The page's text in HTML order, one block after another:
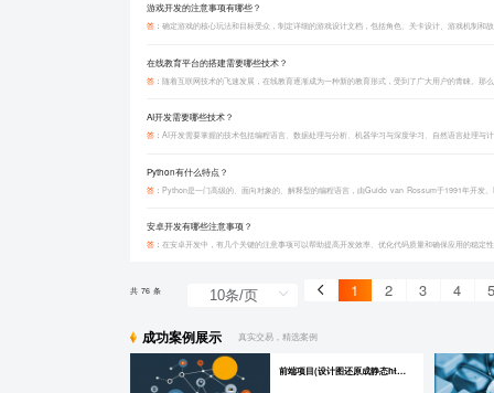
‌游戏开发的注意事项有哪些？
答：
在线教育平台的搭建需要哪些技术？
答：
‌AI开发需要哪些技术？
答：
Python有什么特点？
答：
安卓开发有哪些注意事项？
答： 在安卓开发中，有几个关键的注意事项可以帮助提高开发效率、优化代码质量和确保应用的稳
共 76 条 1 2 3 4
成功案例展示 真实交易，精选案例
前端项目(设计图还原成静态html页)